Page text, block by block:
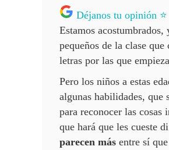
Déjanos tu opinión ⭐
Estamos
pequeños de la clase
letras por las que
Pero los niños a estas
algunas habilidades, que
para reconocer las
que hará que les cueste
parecen más entre sí